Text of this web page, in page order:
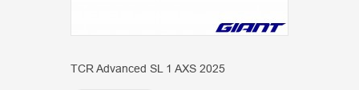
TCR Advanced SL 1 AXS 2025